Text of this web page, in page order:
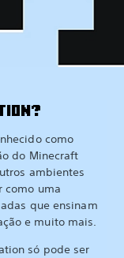
como
do Minecraft
ambientes
como uma
que ensinam
e muito mais.
só pode ser